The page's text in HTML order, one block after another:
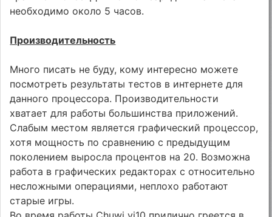
необходимо около 5 часов.
Производительность
Много писать не буду, кому интересно можете
посмотреть результаты тестов в интернете для
данного процессора. Производительности
хватает для работы большинства приложений.
Слабым местом является графический процессор,
хотя мощность по сравнению с предыдущим
поколением выросла процентов на 20. Возможна
работа в графических редакторах с относительно
несложными операциями, неплохо работают
старые игры.